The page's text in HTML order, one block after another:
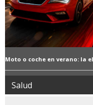
Moto o coche en verano: la
Salud